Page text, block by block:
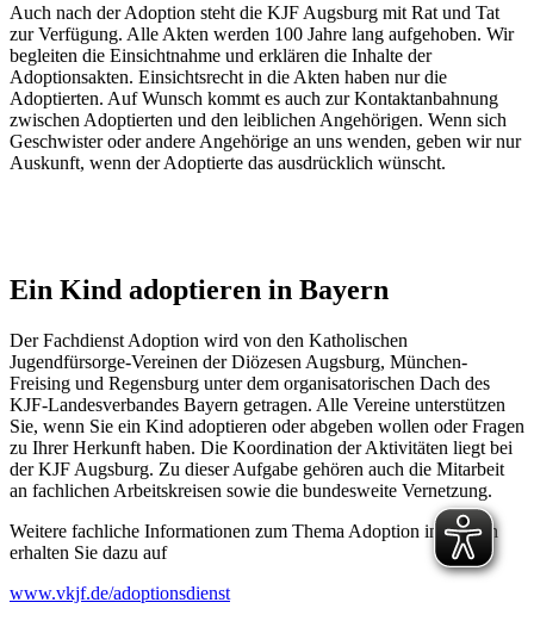
Auch nach der Adoption steht die KJF Augsburg mit Rat und Tat
zur Verfügung. Alle Akten werden 100 Jahre lang aufgehoben. Wir
begleiten die Einsichtnahme und erklären die Inhalte der
Adoptionsakten. Einsichtsrecht in die Akten haben nur die
Adoptierten. Auf Wunsch kommt es auch zur Kontaktanbahnung
zwischen Adoptierten und den leiblichen Angehörigen. Wenn sich
Geschwister oder andere Angehörige an uns wenden, geben wir nur
Auskunft, wenn der Adoptierte das ausdrücklich wünscht.
Ein Kind adoptieren in Bayern
Der Fachdienst Adoption wird von den Katholischen
Jugendfürsorge-Vereinen der Diözesen Augsburg, München-
Freising und Regensburg unter dem organisatorischen Dach des
KJF-Landesverbandes Bayern getragen. Alle Vereine unterstützen
Sie, wenn Sie ein Kind adoptieren oder abgeben wollen oder Fragen
zu Ihrer Herkunft haben. Die Koordination der Aktivitäten liegt bei
der KJF Augsburg. Zu dieser Aufgabe gehören auch die Mitarbeit
an fachlichen Arbeitskreisen sowie die bundesweite Vernetzung.
Weitere fachliche Informationen zum Thema Adoption in Bayern
erhalten Sie dazu auf
www.vkjf.de/adoptionsdienst